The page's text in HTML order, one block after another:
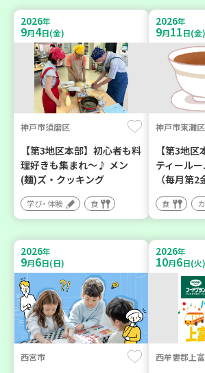
2026年
9月4日(金)
神戸市須磨区
【第3地区本部】初心者も料
理好きも集まれ～♪ メン
(麺)ズ・クッキング
学び・体験 食
2026年
9月11日(金)
神戸市東灘区
【第3地
ティールー
（毎月第2
食
2026年
9月6日(日)
西宮市
2026年
10月6日(火)
西牟婁郡上